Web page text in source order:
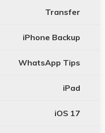
Transfer
iPhone Backup
WhatsApp Tips
iPad
iOS 17